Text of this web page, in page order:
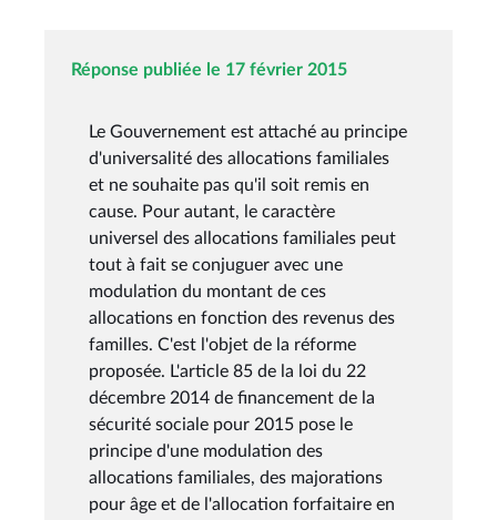
Réponse publiée le 17 février 2015
Le Gouvernement est attaché au principe
d'universalité des allocations familiales
et ne souhaite pas qu'il soit remis en
cause. Pour autant, le caractère
universel des allocations familiales peut
tout à fait se conjuguer avec une
modulation du montant de ces
allocations en fonction des revenus des
familles. C'est l'objet de la réforme
proposée. L'article 85 de la loi du 22
décembre 2014 de financement de la
sécurité sociale pour 2015 pose le
principe d'une modulation des
allocations familiales, des majorations
pour âge et de l'allocation forfaitaire en